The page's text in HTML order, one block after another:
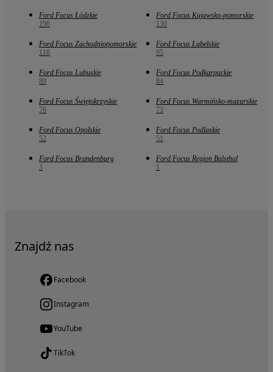
Ford Focus Łódzkie
196
Ford Focus Kujawsko-pomorskie
130
Ford Focus Zachodniopomorskie
118
Ford Focus Lubelskie
95
Ford Focus Lubuskie
89
Ford Focus Podkarpackie
84
Ford Focus Świętokrzyskie
76
Ford Focus Warmińsko-mazurskie
73
Ford Focus Opolskie
52
Ford Focus Podlaskie
51
Ford Focus Brandenburg
3
Ford Focus Region Balsthal
1
Znajdź nas
Facebook
Instagram
YouTube
TikTok